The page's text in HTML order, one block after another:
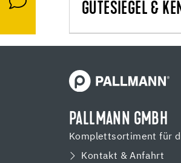
GÜTESIEGEL &
PALLMANN GMBH
Komplettsortiment für
Kontakt & Anfahrt